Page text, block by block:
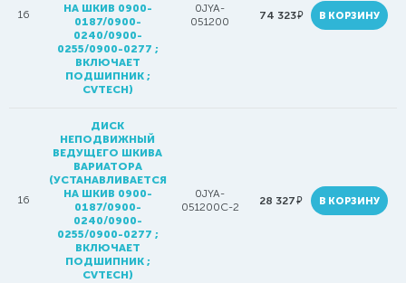
16
НА ШКИВ 0900-
0187/0900-
0240/0900-
0255/0900-0277 ;
ВКЛЮЧАЕТ
ПОДШИПНИК ;
CVTECH)
0JYA-
051200
74 323руб. В КОРЗИНУ
16
ДИСК
НЕПОДВИЖНЫЙ
ВЕДУЩЕГО ШКИВА
ВАРИАТОРА
(УСТАНАВЛИВАЕТСЯ
НА ШКИВ 0900-
0187/0900-
0240/0900-
0255/0900-0277 ;
ВКЛЮЧАЕТ
ПОДШИПНИК ;
CVTECH)
0JYA-
051200C-2
28 327руб. В КОРЗИНУ